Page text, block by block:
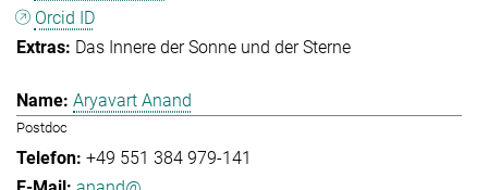
Orcid ID
Das Innere der Sonne und der Sterne
Aryavart Anand
Postdoc
+49 551 384 979-141